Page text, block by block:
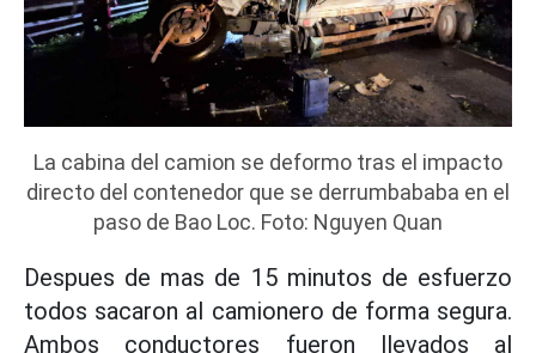
La cabina del camion se deformo tras el impacto
directo del contenedor que se derrumbababa en el
paso de Bao Loc. Foto: Nguyen Quan
Despues de mas de 15 minutos de esfuerzo
todos sacaron al camionero de forma segura.
Ambos conductores fueron llevados al